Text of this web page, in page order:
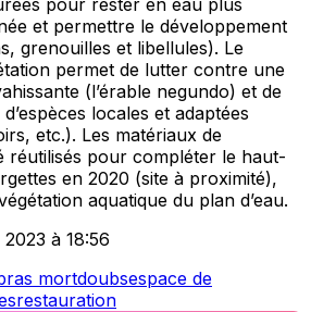
et permettre le développement
grenouilles et libellules). Le
permet de lutter contre une
(l’érable negundo) et de
locales et adaptées
etc.). Les matériaux de
réutilisés pour compléter le haut-
en 2020 (site à proximité),
aquatique du plan d’eau.
à 18:56
mortdoubsespace de
restauration